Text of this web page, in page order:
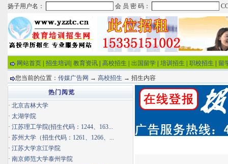
网站首页 招生培训 教育资讯 高校招生 出国留学 培训招生 职校招生 留
您当前的位置： 传媒广告网 → 高校招生 → 招生内容
热门阅览
· 北京吉林大学
· 太湖学院
· 江苏理工学院(招生代码：1244、163...
· 苏州大学（招生代码：1261、1266、...
· 江苏大学京江学院
· 南京师范大学泰州学院